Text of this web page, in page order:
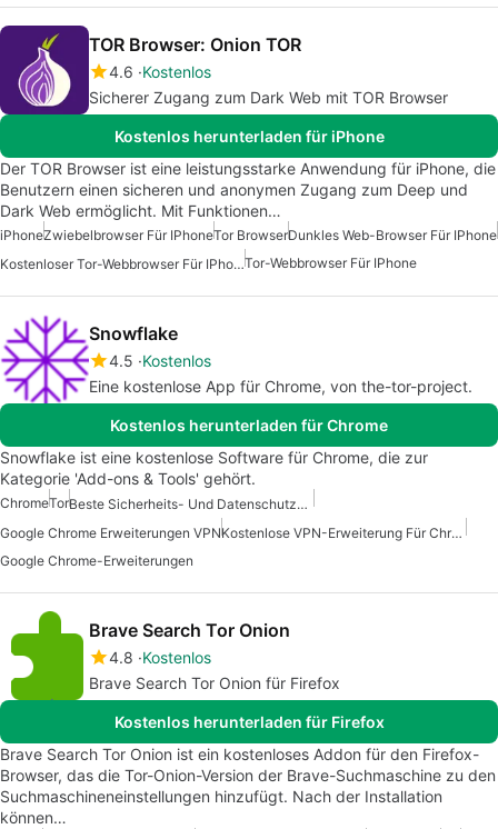
TOR Browser: Onion TOR
4.6 Kostenlos
Sicherer Zugang zum Dark Web mit TOR Browser
Kostenlos herunterladen für iPhone
Der TOR Browser ist eine leistungsstarke Anwendung für iPhone, die
Benutzern einen sicheren und anonymen Zugang zum Deep und
Dark Web ermöglicht. Mit Funktionen…
iPhoneZwiebelbrowser Für IPhoneTor BrowserDunkles Web-Browser Für IPhone
Kostenloser Tor-Webbrowser Für IPhoneTor-Webbrowser Für IPhone
Snowflake
4.5 Kostenlos
Eine kostenlose App für Chrome, von the-tor-project.
Kostenlos herunterladen für Chrome
Snowflake ist eine kostenlose Software für Chrome, die zur
Kategorie 'Add-ons & Tools' gehört.
ChromeTor
Beste Sicherheits- Und Datenschutz-Erweiterungen Für Chrome
Google Chrome Erweiterungen VPN
Kostenlose VPN-Erweiterung Für Chrome
Google Chrome-Erweiterungen
Brave Search Tor Onion
4.8 Kostenlos
Brave Search Tor Onion für Firefox
Kostenlos herunterladen für Firefox
Brave Search Tor Onion ist ein kostenloses Addon für den Firefox-
Browser, das die Tor-Onion-Version der Brave-Suchmaschine zu den
Suchmaschineneinstellungen hinzufügt. Nach der Installation
können…